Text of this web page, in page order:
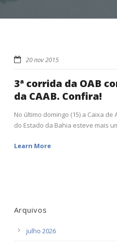
20 nov 2015
3ª corrida da OAB
da CAAB. Confira!
No último domingo (15) a Caixa
do Estado da Bahia esteve mais
Learn More
Arquivos
julho 2026